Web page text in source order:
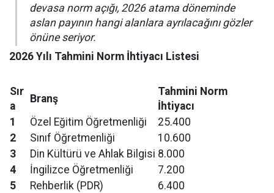
devasa norm açığı, 2026 atama döneminde
aslan payının hangi alanlara ayrılacağını gözler
önüne seriyor.
2026 Yılı Tahmini Norm İhtiyacı Listesi
Sır
a
Branş
Tahmini Norm
İhtiyacı
1
Özel Eğitim Öğretmenliği
25.400
2
Sınıf Öğretmenliği
10.600
3
Din Kültürü ve Ahlak Bilgisi 8.000
4
İngilizce Öğretmenliği
7.200
5
Rehberlik (PDR)
6.400